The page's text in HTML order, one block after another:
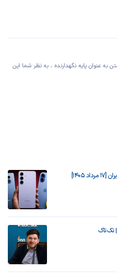
عنوان پایه نگهدارنده ، به نظر شما این
1405]
تک‌تاک